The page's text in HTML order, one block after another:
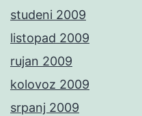
studeni 2009
listopad 2009
rujan 2009
kolovoz 2009
srpanj 2009